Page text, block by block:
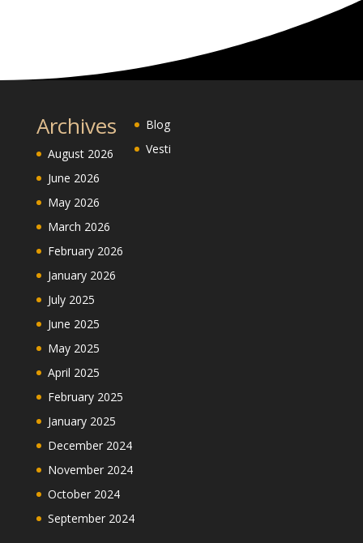
Archives
August 2026
June 2026
May 2026
March 2026
February 2026
January 2026
July 2025
June 2025
May 2025
April 2025
February 2025
January 2025
December 2024
November 2024
October 2024
September 2024
Blog
Vesti